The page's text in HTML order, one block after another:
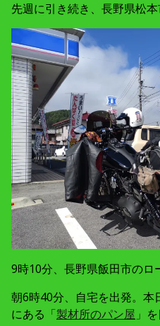
先週に引き続き、長野県松
9時10分、長野県飯田市の
朝6時40分、自宅を出発。本
にある「製材所のパン屋 」